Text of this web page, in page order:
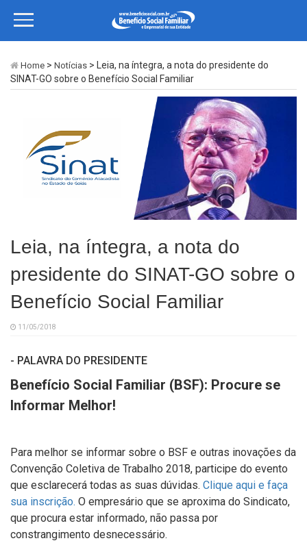
Home > Notícias > Leia, na íntegra, a nota do presidente do
SINAT-GO sobre o Benefício Social Familiar
Leia, na íntegra, a nota do
presidente do SINAT-GO sobre o
Benefício Social Familiar
11/05/2018
- PALAVRA DO PRESIDENTE
Benefício Social Familiar (BSF): Procure se
Informar Melhor!
Para melhor se informar sobre o BSF e outras inovações da
Convenção Coletiva de Trabalho 2018, participe do evento
que esclarecerá todas as suas dúvidas. Clique aqui e faça
sua inscrição. O empresário que se aproxima do Sindicato,
que procura estar informado, não passa por
constrangimento desnecessário.